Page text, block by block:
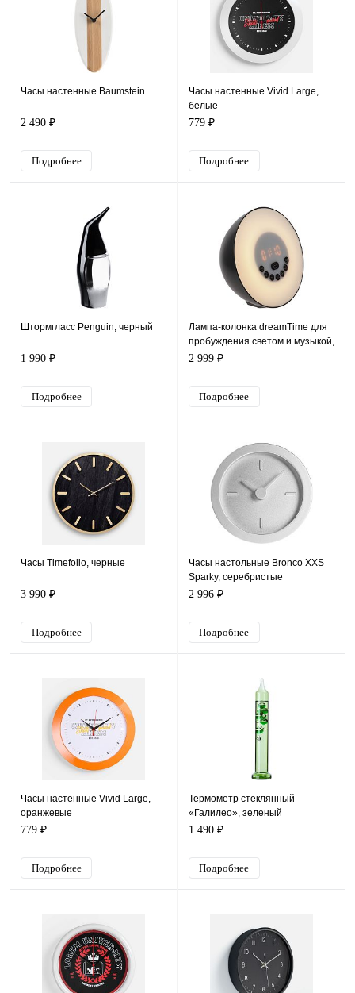
Часы настенные Baumstein
2 490 ₽
Подробнее
Часы настенные Vivid Large,
белые
779 ₽
Подробнее
Штормгласс Penguin, черный
1 990 ₽
Подробнее
Лампа-колонка dreamTime для
пробуждения светом и музыкой,
черная
2 999 ₽
Подробнее
Часы Timefolio, черные
3 990 ₽
Подробнее
Часы настольные Bronco XXS
Sparky, серебристые
2 996 ₽
Подробнее
Часы настенные Vivid Large,
оранжевые
779 ₽
Подробнее
Термометр стеклянный
«Галилео», зеленый
1 490 ₽
Подробнее